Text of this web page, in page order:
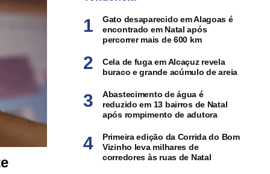
Gato desaparecido em Alagoas é
encontrado em Natal após
percorrer mais de 600 km
Cela de fuga em Alcaçuz revela
buraco e grande acúmulo de areia
Abastecimento de água é
reduzido em 13 bairros de Natal
após rompimento de adutora
Primeira edição da Corrida do Bom
Vizinho leva milhares de
corredores às ruas de Natal